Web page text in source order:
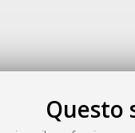
Questo